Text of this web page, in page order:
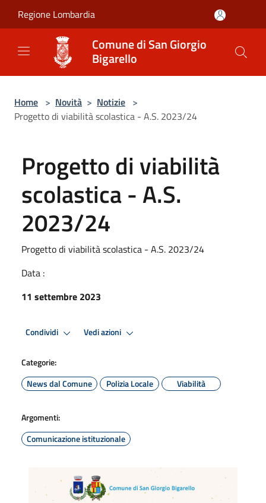
Regione Lombardia
Comune di San Giorgio
Bigarello
Home > Novità > Notizie >
Progetto di viabilità scolastica - A.S. 2023/24
Progetto di viabilità
scolastica - A.S.
2023/24
Progetto di viabilità scolastica - A.S. 2023/24
Data :
11 settembre 2023
Condividi Vedi azioni
Categorie:
News dal Comune
Polizia Locale Viabilità
Argomenti:
Comunicazione istituzionale